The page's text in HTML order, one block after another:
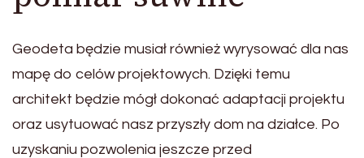
Geodeta będzie musiał również wyrysować dla nas
mapę do celów projektowych. Dzięki temu
architekt będzie mógł dokonać adaptacji projektu
oraz usytuować nasz przyszły dom na działce. Po
uzyskaniu pozwolenia jeszcze przed